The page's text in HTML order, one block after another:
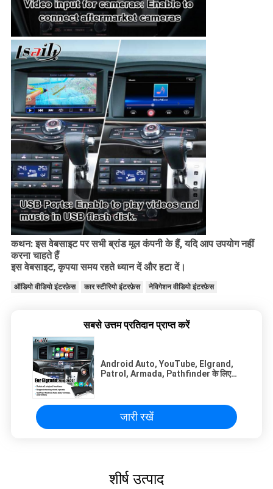
कथन: इस वेबसाइट पर सभी ब्रांड मूल कंपनी के हैं, यदि आप उपयोग नहीं
करना चाहते हैं
इस वेबसाइट, कृपया समय रहते ध्यान दें और हटा दें।
ऑडियो वीडियो इंटरफ़ेस कार स्टीरियो इंटरफ़ेस नेविगेशन वीडियो इंटरफ़ेस
सबसे उत्तम प्रतिदान प्राप्त करें
Android Auto, YouTube, Elgrand,
Patrol, Armada, Pathfinder के लिए
जारी रखें
शीर्ष उत्पाद